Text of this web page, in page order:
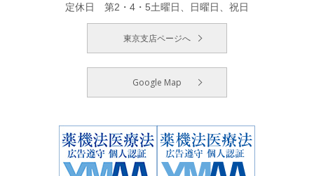
定休日 第2・4・5土曜日、日曜日、祝日
東京支店ページへ
Google Map